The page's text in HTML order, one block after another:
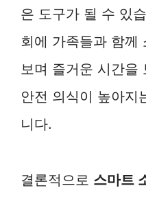
은 도구가 될 수 있
회에 가족들과 함께
보며 즐거운 시간을
안전 의식이 높아지
니다.
결론적으로 스마트